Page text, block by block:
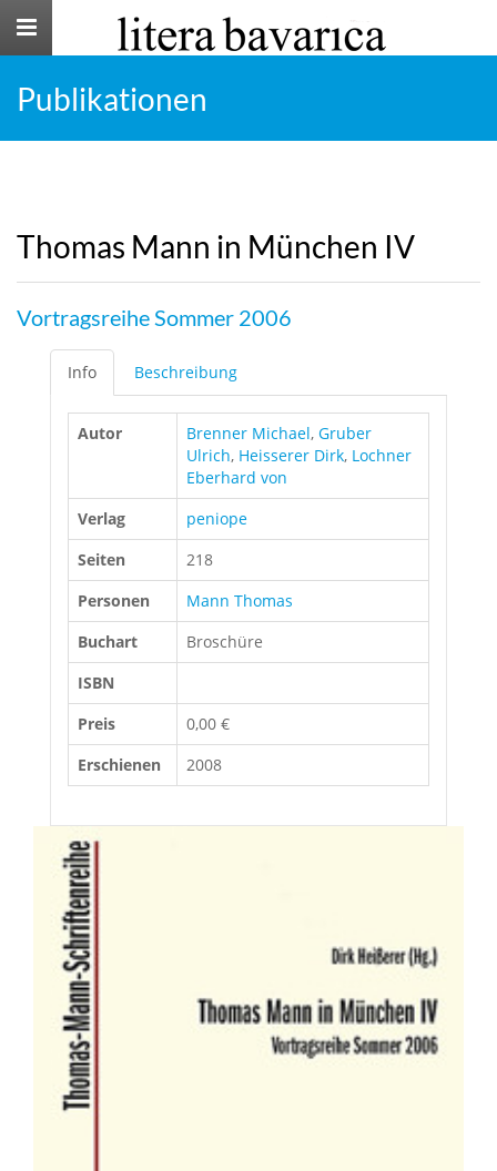
Toggle
Publikationen
Thomas Mann in München IV
Vortragsreihe Sommer 2006
Info Beschreibung
Autor Brenner Michael, Gruber
Ulrich, Heisserer Dirk, Lochner
Eberhard von
Verlag
peniope
Seiten
218
Personen
Mann Thomas
Buchart
Broschüre
ISBN
Preis
0,00 €
Erschienen
2008